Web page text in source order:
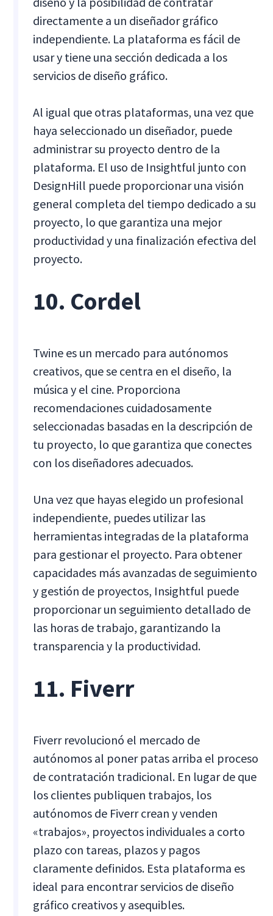
directamente a un diseñador gráfico
independiente. La plataforma es fácil de
usar y tiene una sección dedicada a los
servicios de diseño gráfico.
Al igual que otras plataformas, una vez que
haya seleccionado un diseñador, puede
administrar su proyecto dentro de la
plataforma. El uso de Insightful junto con
DesignHill puede proporcionar una visión
general completa del tiempo dedicado a su
proyecto, lo que garantiza una mejor
productividad y una finalización efectiva del
proyecto.
10. Cordel
Twine es un mercado para autónomos
creativos, que se centra en el diseño, la
música y el cine. Proporciona
recomendaciones cuidadosamente
seleccionadas basadas en la descripción de
tu proyecto, lo que garantiza que conectes
con los diseñadores adecuados.
Una vez que hayas elegido un profesional
independiente, puedes utilizar las
herramientas integradas de la plataforma
para gestionar el proyecto. Para obtener
capacidades más avanzadas de seguimiento
y gestión de proyectos, Insightful puede
proporcionar un seguimiento detallado de
las horas de trabajo, garantizando la
transparencia y la productividad.
11. Fiverr
Fiverr revolucionó el mercado de
autónomos al poner patas arriba el proceso
de contratación tradicional. En lugar de que
los clientes publiquen trabajos, los
autónomos de Fiverr crean y venden
«trabajos», proyectos individuales a corto
plazo con tareas, plazos y pagos
claramente definidos. Esta plataforma es
ideal para encontrar servicios de diseño
gráfico creativos y asequibles.